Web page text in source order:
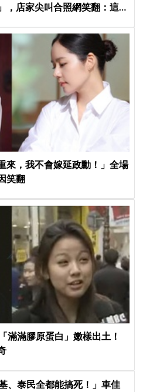
，店家尖叫合照網笑翻：這輩
來，我不會嫁延政勳！」全場
笑翻
滿滿膠原蛋白」嫩樣出土！
基、泰民全都能搞死！」車佳